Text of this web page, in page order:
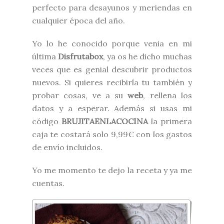
perfecto para desayunos y meriendas en
cualquier época del año.
Yo lo he conocido porque venia en mi
última Disfrutabox, ya os he dicho muchas
veces que es genial descubrir productos
nuevos. Si quieres recibirla tu también y
probar cosas, ve a suweb, rellena los
datos y a esperar. Además si usas mi
código BRUJITAENLACOCINAla primera
caja te costará solo 9,99€ con los gastos
de envío incluidos.
Yo me momento te dejo la receta y ya me
cuentas.